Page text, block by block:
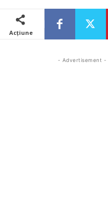
Acțiune
- Advertisement -